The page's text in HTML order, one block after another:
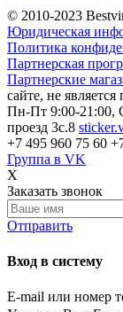
© 2010-2023
Юридическая
Политика
Партнерская
Партнерские
сайте, не
Пн-Пт 9:00-21:00,
проезд 3с.8
+7 495 960 75 60
Группа в VK
X
Заказать звонок
Отправить
Вход в систему
E-mail или номер